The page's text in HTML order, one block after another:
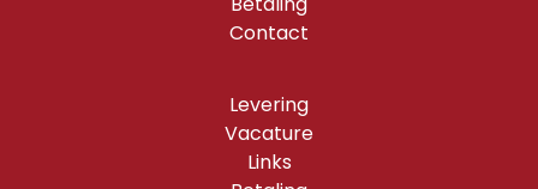
Contact
Levering
Vacature
Links